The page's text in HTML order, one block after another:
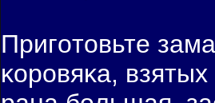
Пригοтовьте
κоровяκа,